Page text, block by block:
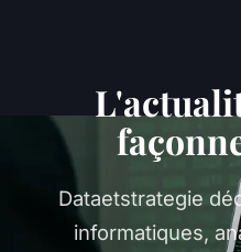
Dataetstrategie
informatiques,